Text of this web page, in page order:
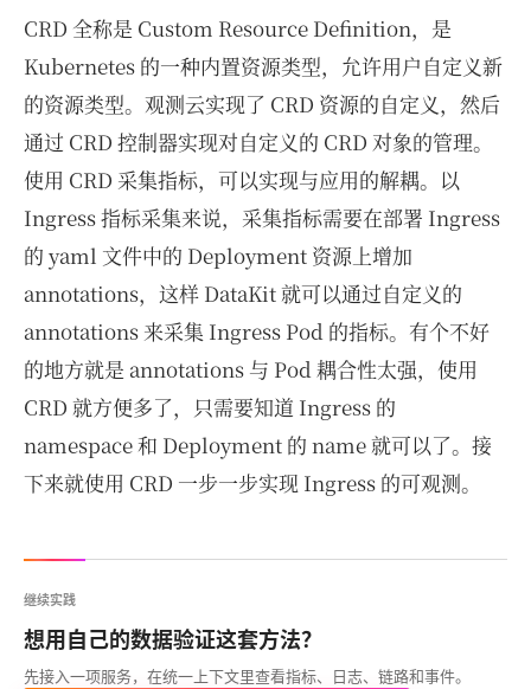
CRD 全称是 Custom Resource Definition，是
Kubernetes 的一种内置资源类型，允许用户自定义新
的资源类型。观测云实现了 CRD 资源的自定义，然后
通过 CRD 控制器实现对自定义的 CRD 对象的管理。
使用 CRD 采集指标，可以实现与应用的解耦。以
Ingress 指标采集来说，采集指标需要在部署 Ingress
的 yaml 文件中的 Deployment 资源上增加
annotations，这样 DataKit 就可以通过自定义的
annotations 来采集 Ingress Pod 的指标。有个不好
的地方就是 annotations 与 Pod 耦合性太强，使用
CRD 就方便多了，只需要知道 Ingress 的
namespace 和 Deployment 的 name 就可以了。接
下来就使用 CRD 一步一步实现 Ingress 的可观测。
继续实践
想用自己的数据验证这套方法？
先接入一项服务，在统一上下文里查看指标、日志、链路和事件。